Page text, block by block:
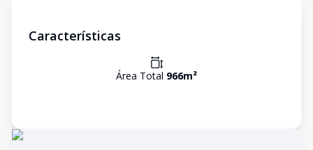
Características
Área Total 966m²